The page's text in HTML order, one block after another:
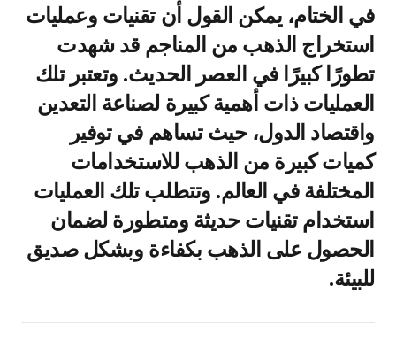
في الختام، يمكن القول أن تقنيات وعمليات
استخراج الذهب من المناجم قد شهدت
تطورًا كبيرًا في العصر الحديث. وتعتبر تلك
العمليات ذات أهمية كبيرة لصناعة التعدين
واقتصاد الدول، حيث تساهم في توفير
كميات كبيرة من الذهب للاستخدامات
المختلفة في العالم. وتتطلب تلك العمليات
استخدام تقنيات حديثة ومتطورة لضمان
الحصول على الذهب بكفاءة وبشكل صديق
للبيئة.